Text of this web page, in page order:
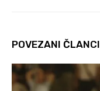
POVEZANI ČLANCI